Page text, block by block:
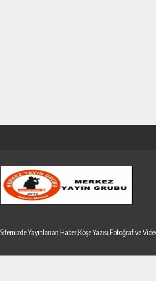
Sitemizde Yayınlanan Haber,Köşe Yazısı,Fotoğraf ve